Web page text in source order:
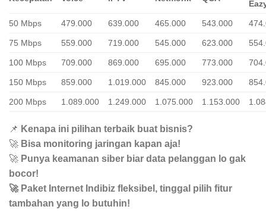
50 Mbps 479.000 639.000 465.000 543.000
75 Mbps 559.000 719.000 545.000 623.000
100 Mbps 709.000 869.000 695.000 773.000
150 Mbps 859.000 1.019.000 845.000 923.000
200 Mbps 1.089.000 1.249.000 1.075.000 1.153.000
📌 Kenapa ini pilihan terbaik buat bisnis?
🚀 Bisa monitoring jaringan kapan aja!
🚀 Punya keamanan siber biar data pelanggan lo gak
bocor!
🚀 Paket Internet Indibiz fleksibel, tinggal pilih fitur
tambahan yang lo butuhin!